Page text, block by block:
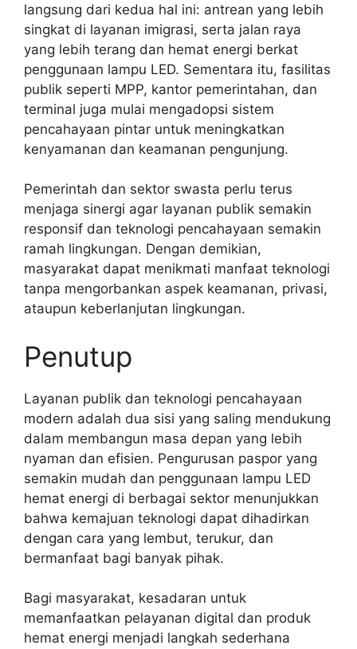
langsung dari kedua hal ini: antrean yang lebih
singkat di layanan imigrasi, serta jalan raya
yang lebih terang dan hemat energi berkat
penggunaan lampu LED. Sementara itu, fasilitas
publik seperti MPP, kantor pemerintahan, dan
terminal juga mulai mengadopsi sistem
pencahayaan pintar untuk meningkatkan
kenyamanan dan keamanan pengunjung.
Pemerintah dan sektor swasta perlu terus
menjaga sinergi agar layanan publik semakin
responsif dan teknologi pencahayaan semakin
ramah lingkungan. Dengan demikian,
masyarakat dapat menikmati manfaat teknologi
tanpa mengorbankan aspek keamanan, privasi,
ataupun keberlanjutan lingkungan.
Penutup
Layanan publik dan teknologi pencahayaan
modern adalah dua sisi yang saling mendukung
dalam membangun masa depan yang lebih
nyaman dan efisien. Pengurusan paspor yang
semakin mudah dan penggunaan lampu LED
hemat energi di berbagai sektor menunjukkan
bahwa kemajuan teknologi dapat dihadirkan
dengan cara yang lembut, terukur, dan
bermanfaat bagi banyak pihak.
Bagi masyarakat, kesadaran untuk
memanfaatkan pelayanan digital dan produk
hemat energi menjadi langkah sederhana